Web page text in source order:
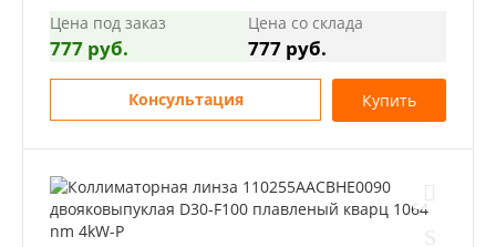
Цена под заказ
777 руб.
Цена со склада
777 руб.
Консультация Купить